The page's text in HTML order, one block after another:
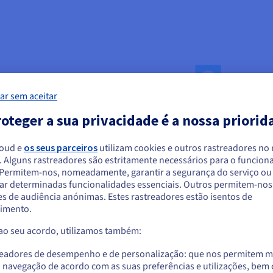
da vida pessoal
trabalho e para assuntos
os dois aspetos de sua
de suas comunicações.
colaboradores(as) ou para a
os e-mails para os contactos
Isto simplifica
eficiência organizacional.
que está localizado em Estados
encomendar a partir de Estados Unidos, terá de consultar e criar uma conta
do país em questão.
ao website do Estados Unidos
us.ovhcloud.com/
Inglês USD - $
sem aceitar
a sua privacidade é a nossa
eos seus parceiros utilizam cookies e outros rastreadores no
Alguns rastreadores são estritamente necessários para o
nos, nomeadamente, garantir a segurança do serviço ou
determinadas funcionalidades essenciais. Outros permitem-
de audiência anónimas. Estes rastreadores estão isentos de
seu acordo, utilizamos também:
de desempenho e de personalização: que nos permitem
navegação de acordo com as suas preferências e utilizações, bem